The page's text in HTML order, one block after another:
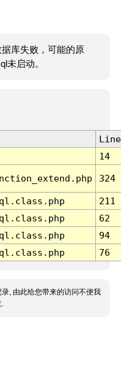
库失败，可能的原
未启动。
Line
14
324
211
62
94
76
, 由此给您带来的访问不便我
.